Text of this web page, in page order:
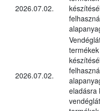
2026.07.02.
2026.07.02.
termékek
eladásra